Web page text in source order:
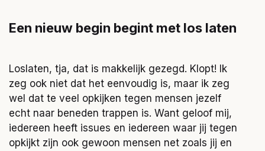
Een nieuw begin begint met los laten
Loslaten, tja, dat is makkelijk gezegd. Klopt! Ik
zeg ook niet dat het eenvoudig is, maar ik zeg
wel dat te veel opkijken tegen mensen jezelf
echt naar beneden trappen is. Want geloof mij,
iedereen heeft issues en iedereen waar jij tegen
opkijkt zijn ook gewoon mensen net zoals jij en